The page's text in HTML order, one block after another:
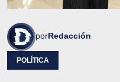
porRedacción
POLÍTICA